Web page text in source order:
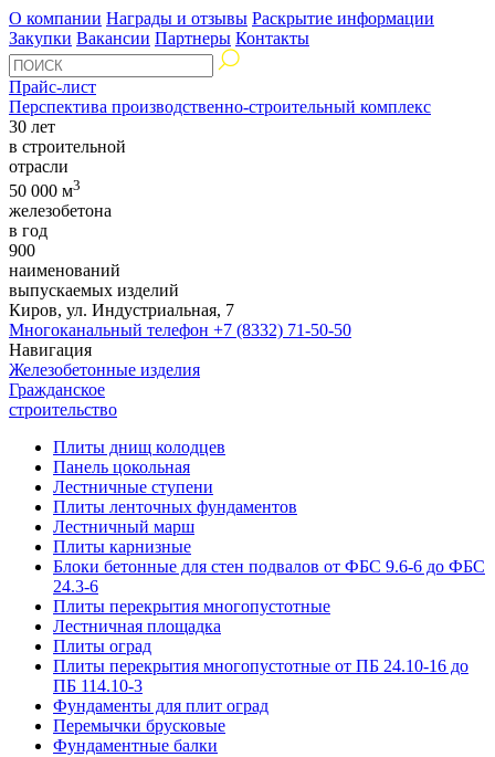
О компании Награды и отзывы Раскрытие информации
Закупки Вакансии Партнеры Контакты
Прайс-лист
Перспектива производственно-строительный комплекс
30 лет
в строительной
отрасли
50 000 м3
железобетона
в год
900
наименований
выпускаемых изделий
Киров, ул. Индустриальная, 7
Многоканальный телефон +7 (8332) 71-50-50
Навигация
Железобетонные изделия
Гражданское
строительство
Плиты днищ колодцев
Панель цокольная
Лестничные ступени
Плиты ленточных фундаментов
Лестничный марш
Плиты карнизные
Блоки бетонные для стен подвалов от ФБС 9.6-6 до ФБС
24.3-6
Плиты перекрытия многопустотные
Лестничная площадка
Плиты оград
Плиты перекрытия многопустотные от ПБ 24.10-16 до
ПБ 114.10-3
Фундаменты для плит оград
Перемычки брусковые
Фундаментные балки